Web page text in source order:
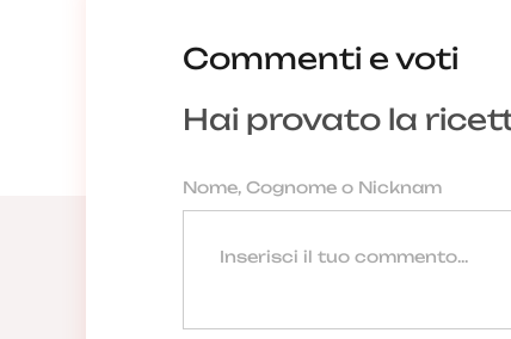
Commenti e voti
Hai provato la